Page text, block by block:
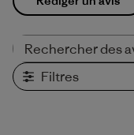
Filtres